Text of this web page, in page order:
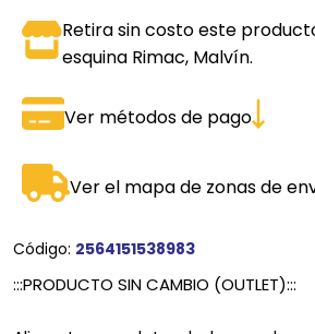
Retira sin costo este
esquina Rimac, Malvín.
Ver métodos de pago
Ver el mapa de zonas de
Código: 2564151538983
:::PRODUCTO SIN CAMBIO (OUTLET):::